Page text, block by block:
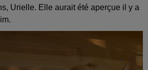
Urielle. Elle aurait été aperçue il y a